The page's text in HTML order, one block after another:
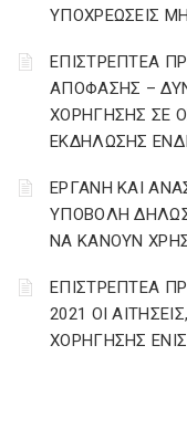
ΥΠΟΧΡΕΩΣΕΙΣ
ΕΠΙΣΤΡΕΠΤΕΑ
ΑΠΟΦΑΣΗΣ –
ΧΟΡΗΓΗΣΗΣ ΣΕ
ΕΚΔΗΛΩΣΗΣ
ΕΡΓΑΝΗ ΚΑΙ
ΥΠΟΒΟΛΗ
ΝΑ ΚΑΝΟΥΝ
ΕΠΙΣΤΡΕΠΤΕΑ
2021 ΟΙ
ΧΟΡΗΓΗΣΗΣ